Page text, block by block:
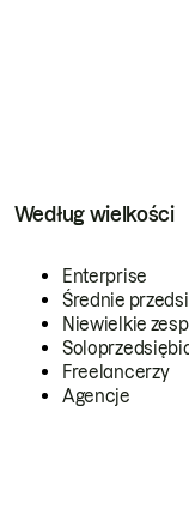
Według wielkości
Enterprise
Średnie
Niewielkie
Freelancerzy
Agencje